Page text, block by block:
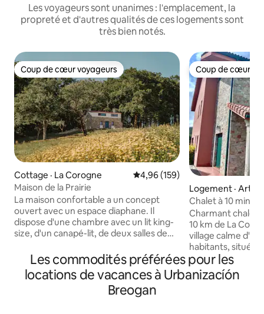
Les voyageurs sont unanimes : l'emplacement, la
propreté et d'autres qualités de ces logements sont
très bien notés.
Coup de cœur voyageurs
Coup de cœur voyageurs
Cottage · La Corogne Note moyenne de 4,96 sur 5,
4,96 (159)
Maison de la Prairie
La maison confortable a un concept
ouvert avec un espace diaphane. Il
dispose d'une chambre avec un lit king-
size, d'un canapé-lit, de deux salles de
d'une connexion Wi-Fi gratuite, du
chauffage, d'un bain à remous et d'une
télévision à écran plat. La parcelle
dispose d'un parking privé, d'une
Coup de cœur
Coup de cœur
Logement ·
Chalet à 10
Charmant chalet
10 km de La Corogne. Situé à
village calme d'un
habitants, situé à
d'Arteixo. Idéal pour se détendre en
famille dans un
champêtre. Il
Les commodités préférées pour les
locations de vacances à Urbanizacíón
Breogan